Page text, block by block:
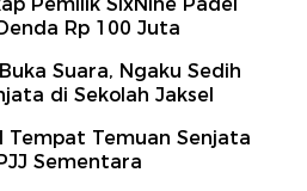
Pemilik SixNine Padel
Rp 100 Juta
Suara, Ngaku Sedih
di Sekolah Jaksel
Tempat Temuan Senjata
Sementara